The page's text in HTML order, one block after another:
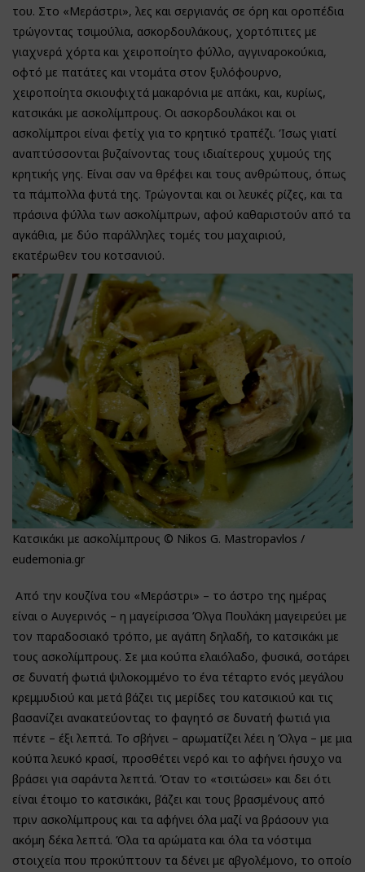
του. Στο «Μεράστρι», λες και σεργιανάς σε όρη και οροπέδια
τρώγοντας τσιμούλια, ασκορδουλάκους, χορτόπιτες με
γιαχνερά χόρτα και χειροποίητο φύλλο, αγγιναροκούκια,
οφτό με πατάτες και ντομάτα στον ξυλόφουρνο,
χειροποίητα σκιουφιχτά μακαρόνια με απάκι, και, κυρίως,
κατσικάκι με ασκολίμπρους. Οι ασκορδουλάκοι και οι
ασκολίμπροι είναι φετίχ για το κρητικό τραπέζι. Ίσως γιατί
αναπτύσσονται βυζαίνοντας τους ιδιαίτερους χυμούς της
κρητικής γης. Είναι σαν να θρέφει και τους ανθρώπους, όπως
τα πάμπολλα φυτά της. Τρώγονται και οι λευκές ρίζες, και τα
πράσινα φύλλα των ασκολίμπρων, αφού καθαριστούν από τα
αγκάθια, με δύο παράλληλες τομές του μαχαιριού,
εκατέρωθεν του κοτσανιού.
Κατσικάκι με ασκολίμπρους © Nikos G. Mastropavlos /
eudemonia.gr
Από την κουζίνα του «Μεράστρι» – το άστρο της ημέρας
είναι ο Αυγερινός – η μαγείρισσα Όλγα Πουλάκη μαγειρεύει με
τον παραδοσιακό τρόπο, με αγάπη δηλαδή, το κατσικάκι με
τους ασκολίμπρους. Σε μια κούπα ελαιόλαδο, φυσικά, σοτάρει
σε δυνατή φωτιά ψιλοκομμένο το ένα τέταρτο ενός μεγάλου
κρεμμυδιού και μετά βάζει τις μερίδες του κατσικιού και τις
βασανίζει ανακατεύοντας το φαγητό σε δυνατή φωτιά για
πέντε – έξι λεπτά. Το σβήνει – αρωματίζει λέει η Όλγα – με μια
κούπα λευκό κρασί, προσθέτει νερό και το αφήνει ήσυχο να
βράσει για σαράντα λεπτά. Όταν το «τσιτώσει» και δει ότι
είναι έτοιμο το κατσικάκι, βάζει και τους βρασμένους από
πριν ασκολίμπρους και τα αφήνει όλα μαζί να βράσουν για
ακόμη δέκα λεπτά. Όλα τα αρώματα και όλα τα νόστιμα
στοιχεία που προκύπτουν τα δένει με αβγολέμονο, το οποίο